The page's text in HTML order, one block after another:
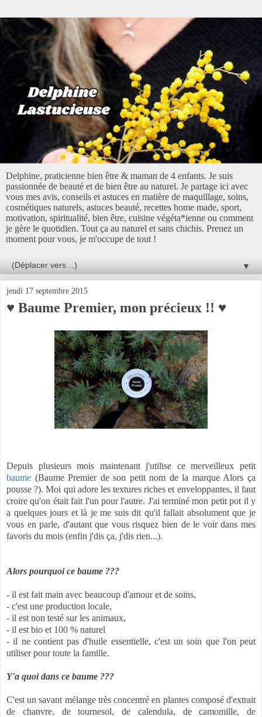
Delphine, praticienne bien être & maman de 4 enfants. Je suis
passionnée de beauté et de bien être au naturel. Je partage ici avec
vous mes avis, conseils et astuces en matière de maquillage, soins,
cosmétiques naturels, astuces beauté, recettes home made, sport,
motivation, spiritualité, bien être, cuisine végéta*ienne ou comment
je gère le quotidien. Tout ça au naturel et sans chichis. Prenez un
moment pour vous, je m'occupe de tout !
▼
jeudi 17 septembre 2015
♥ Baume Premier, mon précieux !! ♥
Depuis plusieurs mois maintenant j'utilise ce merveilleux petit
baume (Baume Premier de son petit nom de la marque Alors ça
pousse ?). Moi qui adore les textures riches et enveloppantes, il faut
croire qu'on était fait l'un pour l'autre. J'ai terminé mon petit pot il y
a quelques jours et là je me suis dit qu'il fallait absolument que je
vous en parle, d'autant que vous risquez bien de le voir dans mes
favoris du mois (enfin j'dis ça, j'dis rien...).
Alors pourquoi ce baume ???
- il est fait main avec beaucoup d'amour et de soins,
- c'est une production locale,
- il est non testé sur les animaux,
- il est bio et 100 % naturel
- il ne contient pas d'huile essentielle, c'est un soin que l'on peut
utiliser pour toute la famille.
Y'a quoi dans ce baume ???
C'est un savant mélange très concentré en plantes composé d'extrait
de chanvre, de tournesol, de calendula, de camomille, de